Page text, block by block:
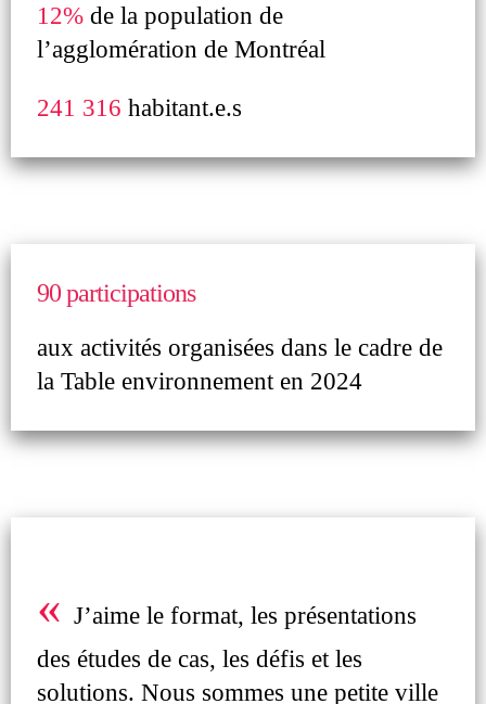
12% de la population de
l’agglomération de Montréal
241 316 habitant.e.s
90 participations
aux activités organisées dans le cadre de
la Table environnement en 2024
« J’aime le format, les présentations
des études de cas, les défis et les
solutions. Nous sommes une petite ville